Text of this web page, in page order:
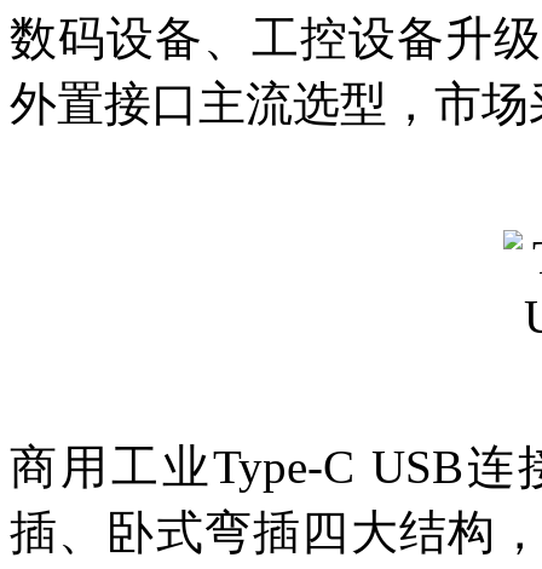
数码设备、工控设备升
外置接口主流选型，市
商用工业Type-C USB
插、卧式弯插四大结构